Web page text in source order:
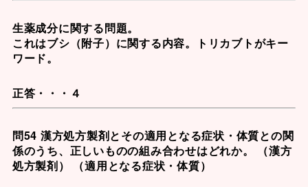
生薬成分に関する問題。
これはブシ（附子） に関する内容。トリカブトがキー
ワード。
正答・・・４
問54 漢方処方製剤とその適用となる症状・体質との関
係のうち、正しいものの組み合わせはどれか。 （漢方
処方製剤） （適用となる症状・体質）